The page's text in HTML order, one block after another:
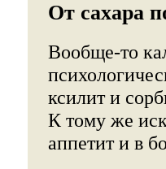
От сахара
Вообще-то
ксилит и
К тому же
аппетит и в